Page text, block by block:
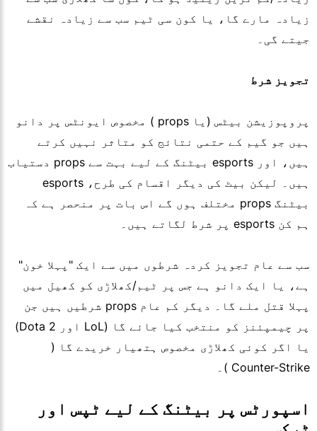
زیادہ مارے گا، یا کون سی ٹیم سب سے زیادہ نقشے
جیتے گی۔
تجویز شرط
پروپوزیشن بیٹس (یا props ) مخصوص ایونٹس پر دانو
ہیں جو گیم کے حتمی نتائج کو متاثر نہیں کرتے
ہیں، اور esports بیٹنگ کے لیے بہت سے props دستیاب
ہیں۔ لیکن بیٹ کی دیگر اقسام کی طرح، esports
بیٹنگ props مختلف ہوں گے اس بات پر منحصر ہے کہ
ہم کن esports پر شرط لگاتے ہیں۔
سب سے عام تجویز کردہ شرطوں میں سے ایک "پہلا خون"
ہے، یا ایک دانو ہے جس پر ٹیم/کھلاڑی کو کھیل میں
پہلا قتل ملے گا۔ دیگر کم عام props شرطیں ہیں جن
پر چیمپئنز کو منتخب کیا جائے گا (LoL اور Dota 2)
یا اگر کوئی کھلاڑی مخصوص ہتھیار خریدے گا (
Counter-Strike )۔
اسپورٹس پر بیٹنگ کے لیے ٹپس اور